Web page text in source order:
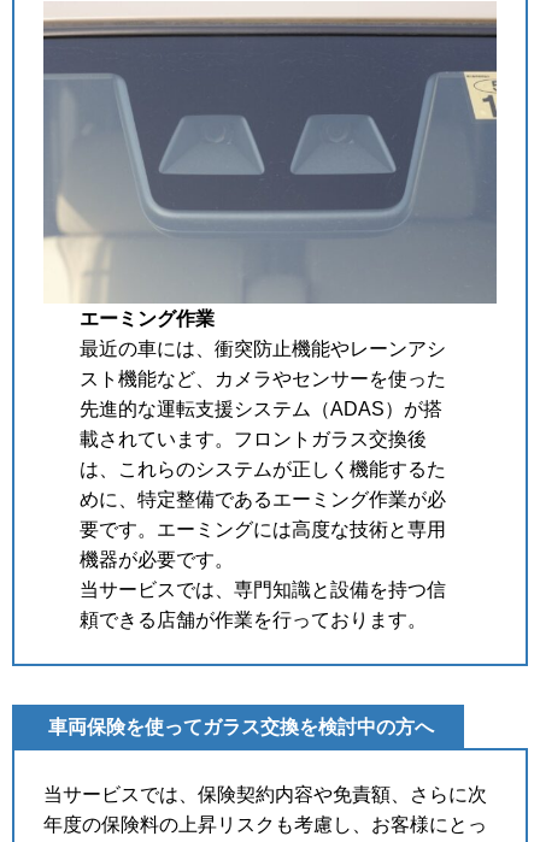
エーミング作業
最近の車には、衝突防止機能やレーンアシ
スト機能など、カメラやセンサーを使った
先進的な運転支援システム（ADAS）が搭
載されています。フロントガラス交換後
は、これらのシステムが正しく機能するた
めに、特定整備であるエーミング作業が必
要です。エーミングには高度な技術と専用
機器が必要です。
当サービスでは、専門知識と設備を持つ信
頼できる店舗が作業を行っております。
車両保険を使ってガラス交換を検討中の方へ
当サービスでは、保険契約内容や免責額、さらに次
年度の保険料の上昇リスクも考慮し、お客様にとっ